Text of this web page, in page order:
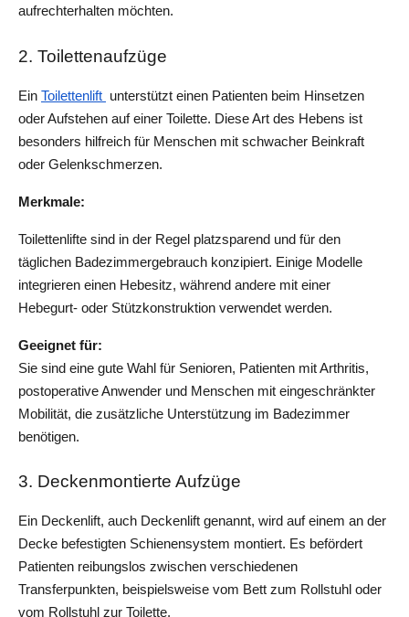
aufrechterhalten möchten.
2. Toilettenaufzüge
Ein Toilettenlift unterstützt einen Patienten beim Hinsetzen
oder Aufstehen auf einer Toilette. Diese Art des Hebens ist
besonders hilfreich für Menschen mit schwacher Beinkraft
oder Gelenkschmerzen.
Merkmale:
Toilettenlifte sind in der Regel platzsparend und für den
täglichen Badezimmergebrauch konzipiert. Einige Modelle
integrieren einen Hebesitz, während andere mit einer
Hebegurt- oder Stützkonstruktion verwendet werden.
Geeignet für:
Sie sind eine gute Wahl für Senioren, Patienten mit Arthritis,
postoperative Anwender und Menschen mit eingeschränkter
Mobilität, die zusätzliche Unterstützung im Badezimmer
benötigen.
3. Deckenmontierte Aufzüge
Ein Deckenlift, auch Deckenlift genannt, wird auf einem an der
Decke befestigten Schienensystem montiert. Es befördert
Patienten reibungslos zwischen verschiedenen
Transferpunkten, beispielsweise vom Bett zum Rollstuhl oder
vom Rollstuhl zur Toilette.